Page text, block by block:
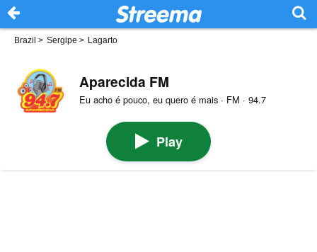
Brazil > Sergipe > Lagarto
Aparecida FM
Eu acho é pouco, eu quero é mais · FM · 94.7
Play